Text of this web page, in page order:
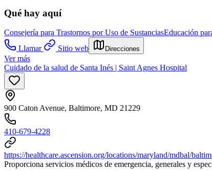
Qué hay aquí
Consejería para Trastornos por Uso de SustanciasEducación
Llamar
Sitio web Direcciones
Ver más
Cuidado de la salud de Santa Inés | Saint Agnes Hospital
900 Caton Avenue, Baltimore, MD 21229
410-679-4228
https://healthcare.ascension.org/locations/maryland/mdbal/
Proporciona servicios médicos de emergencia, generales y